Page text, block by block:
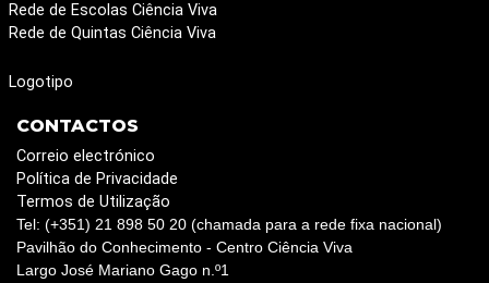
impressão 3D do encapsulamento para todo o
sistema. Por fim, os “objetos” criados pelos
serem “agrupados” numa torre de monitorização.
Rede de Escolas Ciência Viva
Rede de Quintas Ciência Viva
Logotipo
CONTACTOS
Correio electrónico
Política de Privacidade
Termos de Utilização
Tel: (+351) 21 898 50 20 (chamada para a rede fixa nacional)
Pavilhão do Conhecimento - Centro Ciência Viva
Largo José Mariano Gago n.º1